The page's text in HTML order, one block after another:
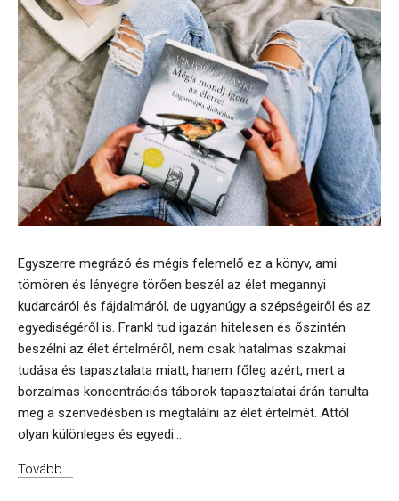
Egyszerre megrázó és mégis felemelő ez a könyv, ami
tömören és lényegre törően beszél az élet megannyi
kudarcáról és fájdalmáról, de ugyanúgy a szépségeiről és az
egyediségéről is. Frankl tud igazán hitelesen és őszintén
beszélni az élet értelméről, nem csak hatalmas szakmai
tudása és tapasztalata miatt, hanem főleg azért, mert a
borzalmas koncentrációs táborok tapasztalatai árán tanulta
meg a szenvedésben is megtalálni az élet értelmét. Attól
olyan különleges és egyedi...
Tovább...